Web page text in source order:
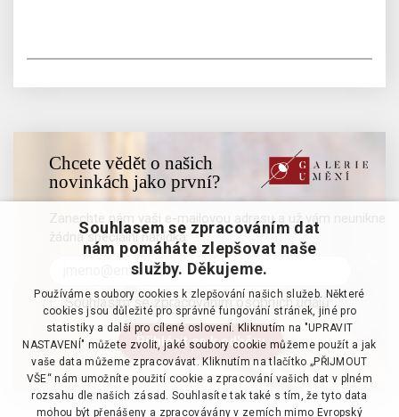
Chcete vědět o našich
novinkách jako první?
Zanechte nám vaši e-mailovou adresu a už vám neunikne
žádná speciální nabídka
Souhlasím se zpracováním osobních údajů
Souhlasem se zpracováním dat
nám pomáháte zlepšovat naše
služby. Děkujeme.
Používáme soubory cookies k zlepšování našich služeb. Některé
cookies jsou důležité pro správné fungování stránek, jiné pro
statistiky a další pro cílené oslovení. Kliknutím na "UPRAVIT
NASTAVENÍ" můžete zvolit, jaké soubory cookie můžeme použít a jak
vaše data můžeme zpracovávat. Kliknutím na tlačítko „PŘIJMOUT
VŠE“ nám umožníte použití cookie a zpracování vašich dat v plném
rozsahu dle našich zásad. Souhlasíte tak také s tím, že tyto data
mohou být přenášeny a zpracovávány v zemích mimo Evropský